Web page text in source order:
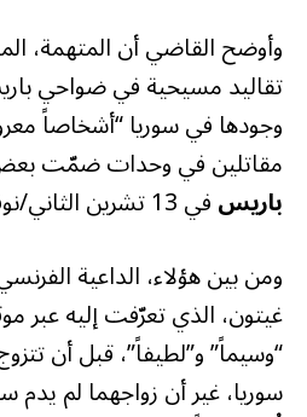
وأوضح القاضي أن المتهمة،
تقاليد مسيحية في ضواحي
وجودها في سوريا “أشخاصاً
مقاتلين في وحدات ضمّت
باريسفي 13 تشرين الثاني/نوفمبر 2015.
ومن بين هؤلاء، الداعية
غيتون، الذي تعرّفت إليه عبر
“وسيماً” و”لطيفاً”، قبل أن
سوريا، غير أن زواجهما لم يدم